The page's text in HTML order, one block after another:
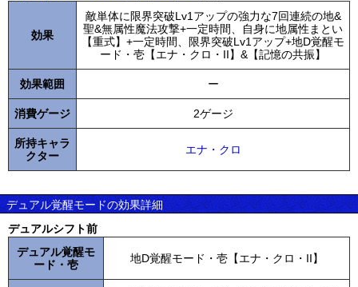
効果
敵単体に限界突破Lv1アップの強力な7回連続の地&
聖&無属性魔法攻撃+一定時間、自身に地属性まとい
【重式】+一定時間、限界突破Lv1アップ+地D覚醒モ
ード・壱【エナ・クロ・II】&【記憶の共振】
効果範囲 ー
消費ゲージ 2ゲージ
所持キャラ
クター
エナ・クロ
デュアル覚醒モードの効果詳細
デュアルシフト前
デュアル覚醒モ
ード・壱
地D覚醒モード・壱【エナ・クロ・II】